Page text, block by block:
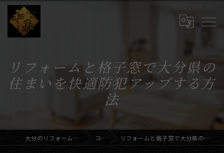
リフォームと格子窓で大分県の
住まいを快適防犯アップする方
法
大分のリフォームならさとう装飾和恭 コラム リフォームと格子窓で大分県の住まいを快適防犯アップする方法